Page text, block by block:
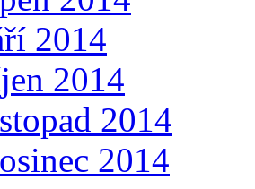
2014
2014
2014
2014